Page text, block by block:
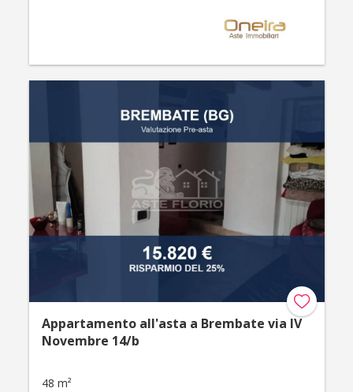
Appartamento all'asta a Brembate via IV
Novembre 14/b
48 m²